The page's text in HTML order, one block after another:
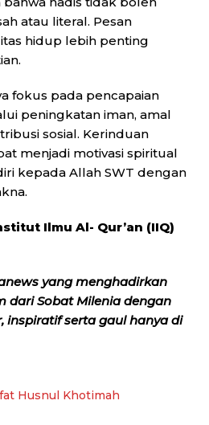
atau literal. Pesan
hidup lebih penting
fokus pada pencapaian
peningkatan iman, amal
sosial. Kerinduan
menjadi motivasi spiritual
kepada Allah SWT dengan
Ilmu Al- Qur’an (IIQ)
yang menghadirkan
dari Sobat Milenia dengan
inspiratif serta gaul hanya di
Husnul Khotimah